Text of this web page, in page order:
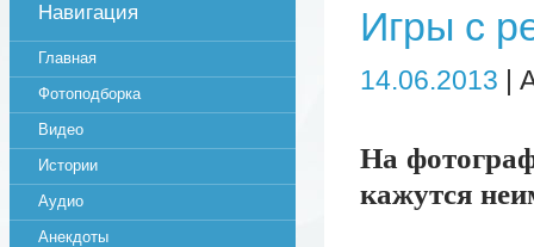
Игры с
14.06.2013 |
На
кажутся
Навигация
Главная
Фотоподборка
Видео
Истории
Аудио
Анекдоты